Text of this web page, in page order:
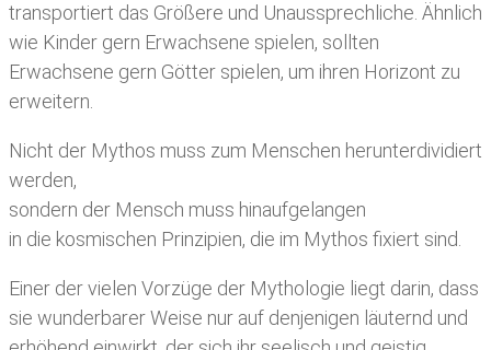
transportiert das Größere und Unaussprechliche. Ähnlich
wie Kinder gern Erwachsene spielen, sollten
Erwachsene gern Götter spielen, um ihren Horizont zu
erweitern.
Nicht der Mythos muss zum Menschen herunterdividiert
werden,
sondern der Mensch muss hinaufgelangen
in die kosmischen Prinzipien, die im Mythos fixiert sind.
Einer der vielen Vorzüge der Mythologie liegt darin, dass
sie wunderbarer Weise nur auf denjenigen läuternd und